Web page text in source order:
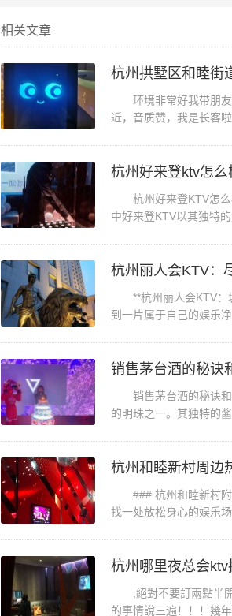
参加公司聚会的时候去的，ktv的地址比
第一次找了个大房还是有点小，都坐不
下。曲库的歌曲数据挺全的，好多老歌
来是怕我们在里面做什么坏事吧。不过
述，这歌声会在车公庙还算是性价比比
区洋泾街道附近夜总会招聘商务接待,有
相关文章
杭州拱墅区和睦街
环境非常好我带朋友
近，音质赞，我是长客
杭州好来登ktv怎么
杭州好来登KTV怎么
中好来登KTV以其独特
杭州丽人会KTV：
**杭州丽人会KTV：
到一片属于自己的娱乐
销售茅台酒的秘诀和
的明珠之一。其独特的
杭州和睦新村周边
### 杭州和睦新村附
找一处放松身心的娱乐
杭州哪里夜总会
,絕對不要訂兩點半開
的事情說三遍！！！幾